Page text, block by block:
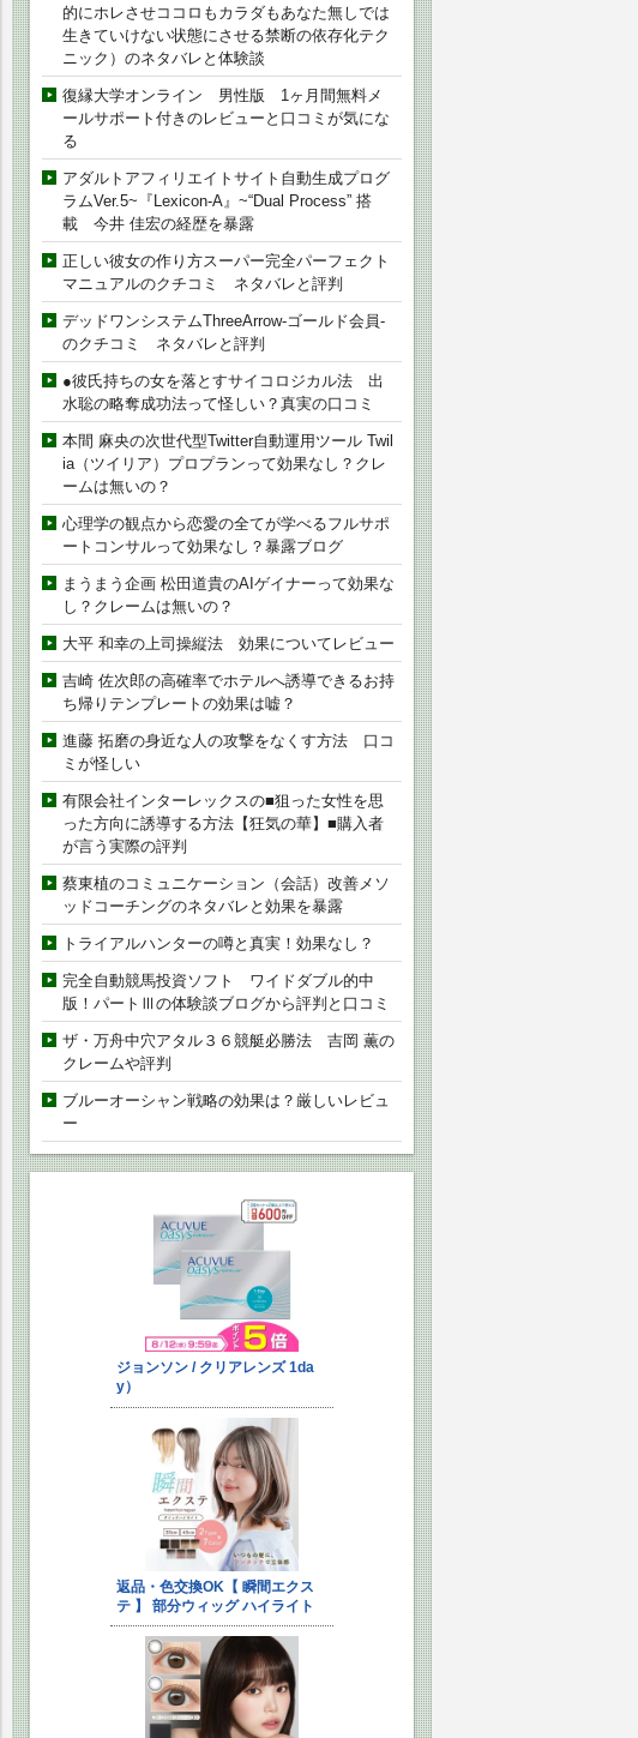
的にホレさせココロもカラダもあなた無しでは
生きていけない状態にさせる禁断の依存化テク
ニック）のネタバレと体験談
復縁大学オンライン 男性版 1ヶ月間無料メ
ールサポート付きのレビューと口コミが気にな
る
アダルトアフィリエイトサイト自動生成プログ
ラムVer.5~『Lexicon-A』~“Dual Process” 搭
載 今井 佳宏の経歴を暴露
正しい彼女の作り方スーパー完全パーフェクト
マニュアルのクチコミ ネタバレと評判
デッドワンシステムThreeArrow-ゴールド会員-
のクチコミ ネタバレと評判
●彼氏持ちの女を落とすサイコロジカル法 出
水聡の略奪成功法って怪しい？真実の口コミ
本間 麻央の次世代型Twitter自動運用ツール Twil
ia（ツイリア）プロプランって効果なし？クレ
ームは無いの？
心理学の観点から恋愛の全てが学べるフルサポ
ートコンサルって効果なし？暴露ブログ
まうまう企画 松田道貴のAIゲイナーって効果な
し？クレームは無いの？
大平 和幸の上司操縦法 効果についてレビュー
吉崎 佐次郎の高確率でホテルへ誘導できるお持
ち帰りテンプレートの効果は嘘？
進藤 拓磨の身近な人の攻撃をなくす方法 口コ
ミが怪しい
有限会社インターレックスの■狙った女性を思
った方向に誘導する方法【狂気の華】■購入者
が言う実際の評判
蔡東植のコミュニケーション（会話）改善メソ
ッドコーチングのネタバレと効果を暴露
トライアルハンターの噂と真実！効果なし？
完全自動競馬投資ソフト ワイドダブル的中
版！パートⅢの体験談ブログから評判と口コミ
ザ・万舟中穴アタル３６競艇必勝法 吉岡 薫の
クレームや評判
ブルーオーシャン戦略の効果は？厳しいレビュ
ー